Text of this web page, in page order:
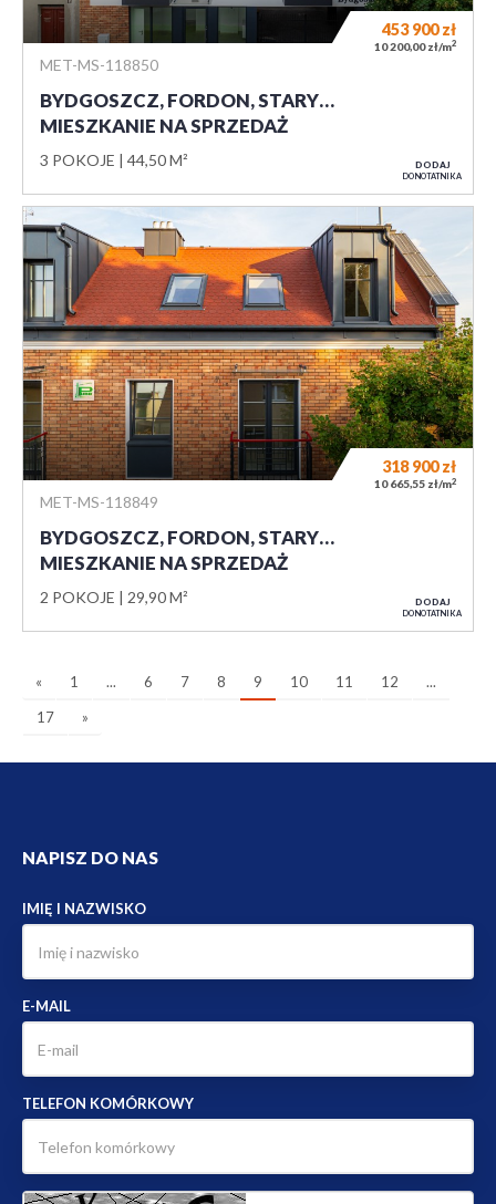
MET-MS-118850
BYDGOSZCZ, FORDON, STARY…
MIESZKANIE NA SPRZEDAŻ
3 POKOJE 44,50 M²
453 900zł
10 200,00 zł/m2
DODAJ
DO NOTATNIKA
MET-MS-118849
BYDGOSZCZ, FORDON, STARY…
MIESZKANIE NA SPRZEDAŻ
2 POKOJE 29,90 M²
318 900zł
10 665,55 zł/m2
DODAJ
DO NOTATNIKA
« 1 ... 6 7 8 9 10 11 12
...
17
»
NAPISZ DO NAS
IMIĘ I NAZWISKO
E-MAIL
TELEFON KOMÓRKOWY